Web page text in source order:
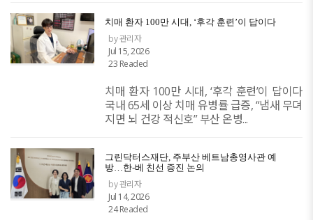
치매 환자 100만 시대, ‘후각 훈련’이 답이다
by 관리자
Jul 15, 2026
23 Readed
치매 환자 100만 시대, ‘후각 훈련’이 답이다
국내 65세 이상 치매 유병률 급증, “냄새 무뎌
지면 뇌 건강 적신호” 부산 온병...
​그린닥터스재단, 주부산 베트남총영사관 예
방…한-베 친선 증진 논의
by 관리자
Jul 14, 2026
24 Readed